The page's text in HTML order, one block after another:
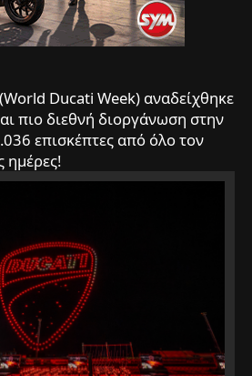
Ducati Week) αναδείχθηκε
πιο διεθνή διοργάνωση στην
επισκέπτες από όλο τον
ημέρες!